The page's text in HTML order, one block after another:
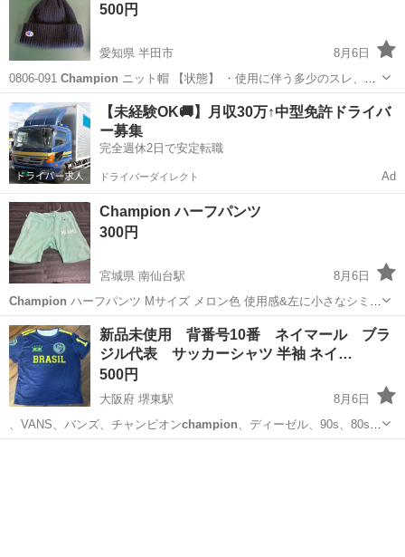
っ...
500円
愛知県 半田市
8月6日
0806-091 Champion ニット帽 【状態】 ・使用に伴う多少のスレ、キ
ズ、落としきれない汚れなどございます ・詳細は現地でご確認くださ
い ・お値引きは出来かねますのでご了承願います ※中古品のた...
愛知 半田市 小物 現地
【未経験OK🚚】月収30万↑中型免許ドライバ
ー募集
完全週休2日で安定転職
ドライバーダイレクト Ad
Champion ハーフパンツ
300円
宮城県 南仙台駅
8月6日
Champion ハーフパンツ Mサイズ メロン色 使用感&左に小さなシミあ
り 内側の紐部分右破損(使用問題はなし) ※対面せずのお渡しになりま
す。 →お渡し場所(取引が決定しましたらこちらの住所をお知らせ致し
ます) →渡...
宮城 仙台市 南仙台駅 ボトムス ハーフパンツ
新品未使用 背番号10番 ネイマール ブラ
ジル代表 サッカーシャツ 半袖 ネイ…
500円
大阪府 堺東駅
8月6日
、VANS、バンズ、チャンピオンchampion 、ディーゼル、90s、80s、
k…